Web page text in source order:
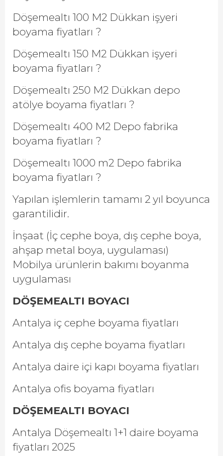
Döşemealtı 100 M2 Dükkan işyeri
boyama fiyatları ?
Döşemealtı 150 M2 Dükkan işyeri
boyama fiyatları ?
Döşemealtı 250 M2 Dükkan depo
atölye boyama fiyatları ?
Döşemealtı 400 M2 Depo fabrika
boyama fiyatları ?
Döşemealtı 1000 m2 Depo fabrika
boyama fiyatları ?
Yapılan işlemlerin tamamı 2 yıl boyunca
garantilidir.
İnşaat (İç cephe boya, dış cephe boya,
ahşap metal boya, uygulaması)
Mobilya ürünlerin bakımı boyanma
uygulaması
DÖŞEMEALTI BOYACI
Antalya iç cephe boyama fiyatları
Antalya dış cephe boyama fiyatları
Antalya daire içi kapı boyama fiyatları
Antalya ofis boyama fiyatları
DÖŞEMEALTI BOYACI
Antalya Döşemealtı 1+1 daire boyama
fiyatları 2025